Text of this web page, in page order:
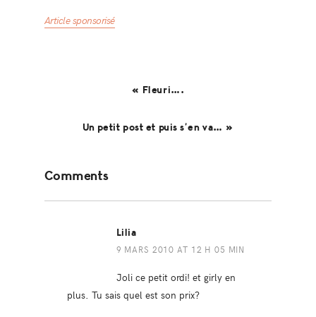
Article sponsorisé
« Fleuri….
Un petit post et puis s’en va… »
Interactions
Comments
Lilia
9 MARS 2010 AT 12 H 05 MIN
Joli ce petit ordi! et girly en
plus. Tu sais quel est son prix?